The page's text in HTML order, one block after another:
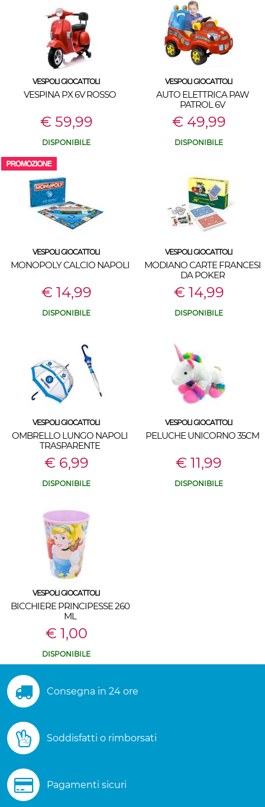
VESPOLI GIOCATTOLI
VESPINA PX 6V ROSSO
€ 59,99
DISPONIBILE
VESPOLI GIOCATTOLI
AUTO ELETTRICA PAW
PATROL 6V
€ 49,99
DISPONIBILE
VESPOLI GIOCATTOLI
MONOPOLY CALCIO NAPOLI
€ 14,99
DISPONIBILE
VESPOLI GIOCATTOLI
MODIANO CARTE FRANCESI
DA POKER
€ 14,99
DISPONIBILE
VESPOLI GIOCATTOLI
OMBRELLO LUNGO NAPOLI
TRASPARENTE
€ 6,99
DISPONIBILE
VESPOLI GIOCATTOLI
PELUCHE UNICORNO 35CM
€ 11,99
DISPONIBILE
VESPOLI GIOCATTOLI
BICCHIERE PRINCIPESSE 260
ML
€ 1,00
DISPONIBILE
Consegna in 24 ore
Soddisfatti o rimborsati
Pagamenti sicuri